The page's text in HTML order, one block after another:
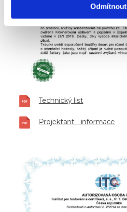
Odmítnout
Technický list
Projektant - informace